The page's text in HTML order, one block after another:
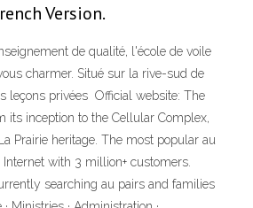
Version.
de qualité, l'école de voile
charmer. Situé sur la rive-sud de
leçons privées Official website: The
its inception to the Cellular Complex,
Prairie heritage. The most popular au
with 3 million+ customers.
searching au pairs and families